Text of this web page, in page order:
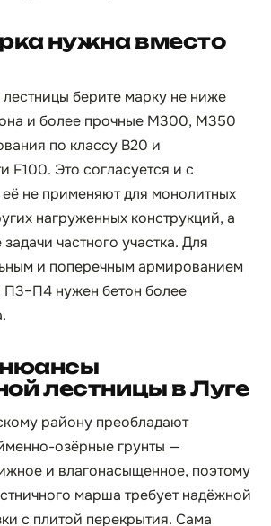
нужна вместо
берите марку не ниже
и более прочные М300, М350
по классу B20 и
F100. Это согласуется и с
не применяют для монолитных
нагруженных конструкций, а
частного участка. Для
и поперечным армированием
нужен бетон более
нюансы
лестницы в Луге
району преобладают
озёрные грунты —
и влагонасыщенное, поэтому
марша требует надёжной
с плитой перекрытия. Сама